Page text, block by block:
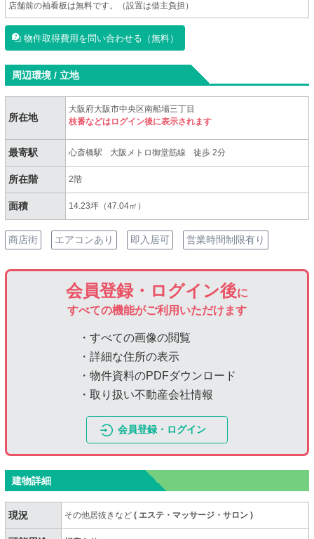
店舗前の袖看板は無料です。（設置は借主負担）
物件取得費用を問い合わせる（無料）
周辺環境 / 立地
所在地
大阪府大阪市中央区南船場三丁目
枝番などはログイン後に表示されます
最寄駅 心斎橋駅 大阪メトロ御堂筋線 徒歩 2分
所在階 2階
面積 14.23坪（47.04㎡）
商店街 エアコンあり 即入居可 営業時間制限有り
会員登録・ログイン後に
すべての機能がご利用いただけます
・すべての画像の閲覧
・詳細な住所の表示
・物件資料のPDFダウンロード
・取り扱い不動産会社情報
会員登録・ログイン
建物詳細
現況 その他居抜きなど( エステ・マッサージ・サロン)